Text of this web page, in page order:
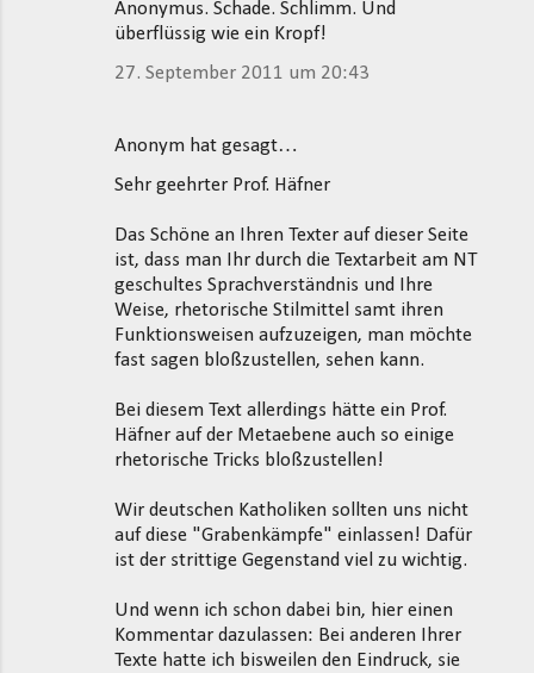
Anonymus. Schade. Schlimm. Und
überflüssig wie ein Kropf!
27. September 2011 um 20:43
Anonym hat gesagt…
Sehr geehrter Prof. Häfner
Das Schöne an Ihren Texter auf dieser Seite
ist, dass man Ihr durch die Textarbeit am NT
geschultes Sprachverständnis und Ihre
Weise, rhetorische Stilmittel samt ihren
Funktionsweisen aufzuzeigen, man möchte
fast sagen bloßzustellen, sehen kann.
Bei diesem Text allerdings hätte ein Prof.
Häfner auf der Metaebene auch so einige
rhetorische Tricks bloßzustellen!
Wir deutschen Katholiken sollten uns nicht
auf diese "Grabenkämpfe" einlassen! Dafür
ist der strittige Gegenstand viel zu wichtig.
Und wenn ich schon dabei bin, hier einen
Kommentar dazulassen: Bei anderen Ihrer
Texte hatte ich bisweilen den Eindruck, sie